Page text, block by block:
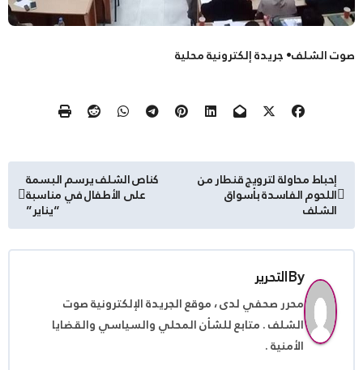
صوت الشلف• جريدة إلكترونية محلية
تصفّح
المقالات
إحباط محاولة لترويج قنطار من
اللحوم الفاسدة بأسواق
الشلف
كناص الشلف يرسم البسمة
على الأطفال في مناسبة
“يناير”
Byالتحرير
محرر صحفي لدى ، موقع الجريدة الإلكترونية صوت
الشلف . متابع للشأن المحلي والسياسي والقضايا
الأمنية .